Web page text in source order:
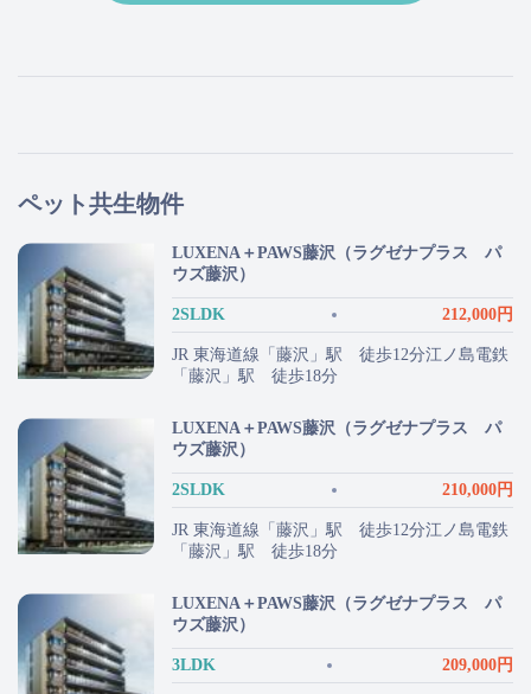
ペット共生物件
LUXENA＋PAWS藤沢（ラグゼナプラス パ
ウズ藤沢）
2SLDK 212,000円
JR 東海道線「藤沢」駅 徒歩12分江ノ島電鉄
「藤沢」駅 徒歩18分
LUXENA＋PAWS藤沢（ラグゼナプラス パ
ウズ藤沢）
2SLDK 210,000円
JR 東海道線「藤沢」駅 徒歩12分江ノ島電鉄
「藤沢」駅 徒歩18分
LUXENA＋PAWS藤沢（ラグゼナプラス パ
ウズ藤沢）
3LDK 209,000円